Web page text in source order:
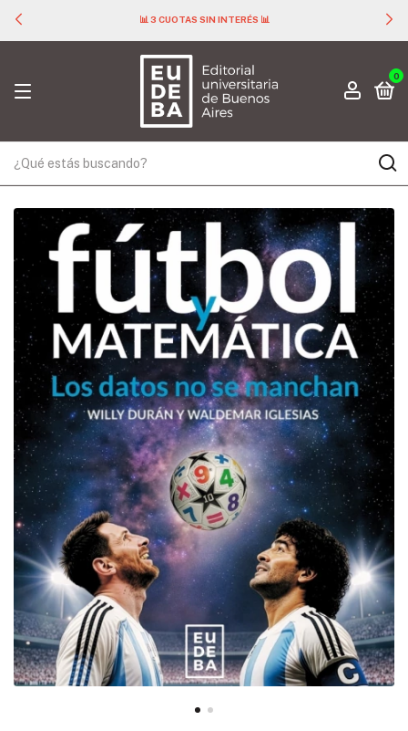
📊 3 CUOTAS SIN INTERÉS 📊
0